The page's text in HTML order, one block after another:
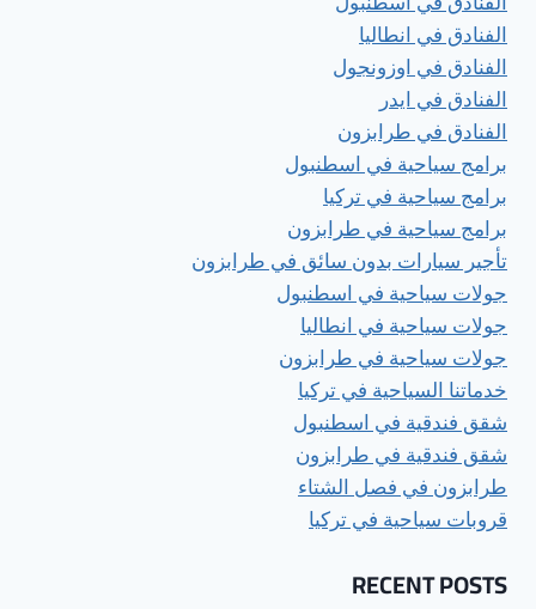
الفنادق في انطاليا
الفنادق في اوزونجول
الفنادق في ايدر
الفنادق في طرابزون
برامج سياحية في اسطنبول
برامج سياحية في تركيا
برامج سياحية في طرابزون
تأجير سيارات بدون سائق في طرابزون
جولات سياحية في اسطنبول
جولات سياحية في انطاليا
جولات سياحية في طرابزون
خدماتنا السياحية في تركيا
شقق فندقية في اسطنبول
شقق فندقية في طرابزون
طرابزون في فصل الشتاء
قروبات سياحية في تركيا
RECENT POSTS